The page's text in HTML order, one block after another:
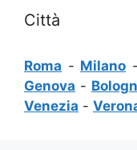
Città
Roma - Milano -
Genova -
Venezia -